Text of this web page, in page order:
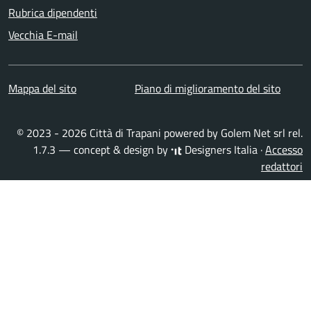
Rubrica dipendenti
Vecchia E-mail
Mappa del sito Piano di miglioramento del sito
© 2023 - 2026 Città di Trapani powered by Golem Net srl rel.
1.7.3 — concept & design by
Designers Italia ·Accesso
redattori